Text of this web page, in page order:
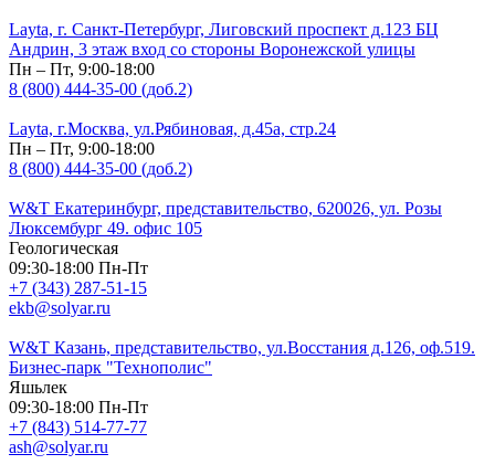
Layta, г. Санкт-Петербург, Лиговский проспект д.123 БЦ
Андрин, 3 этаж вход со стороны Воронежской улицы
Пн – Пт, 9:00-18:00
8 (800) 444-35-00 (доб.2)
Layta, г.Москва, ул.Рябиновая, д.45а, стр.24
Пн – Пт, 9:00-18:00
8 (800) 444-35-00 (доб.2)
W&T Екатеринбург, представительство, 620026, ул. Розы
Люксембург 49. офис 105
Геологическая
09:30-18:00 Пн-Пт
+7 (343) 287-51-15
ekb@solyar.ru
W&T Казань, представительство, ул.Восстания д.126, оф.519.
Бизнес-парк "Технополис"
Яшьлек
09:30-18:00 Пн-Пт
+7 (843) 514-77-77
ash@solyar.ru